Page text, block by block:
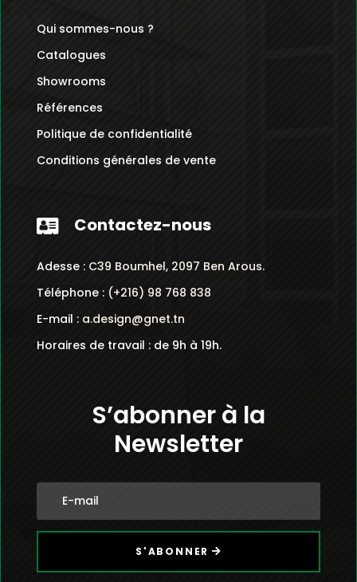
Qui sommes-nous ?
Catalogues
Showrooms
Références
Politique de confidentialité
Conditions générales de vente
 Contactez-nous
Adesse : C39 Boumhel, 2097 Ben Arous.
Téléphone :(+216) 98 768 838
E-mail : a.design@gnet.tn
Horaires de travail : de 9h à 19h.
S’abonner à la
Newsletter
S'ABONNER